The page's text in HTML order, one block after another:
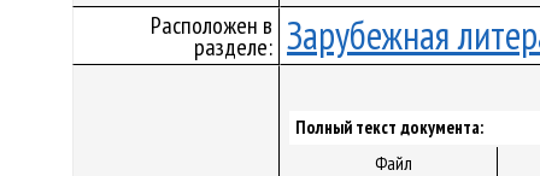
Расположен в
разделе: Зарубежная
Полный текст документа:
Файл